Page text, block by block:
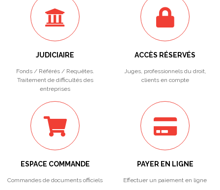
JUDICIAIRE
Fonds / Référés / Requêtes.
Traitement de difficultés des
entreprises
ACCÈS RÉSERVÉS
Juges, professionnels du droit,
clients en compte
ESPACE COMMANDE
Commandes de documents officiels
PAYER EN LIGNE
Effectuer un paiement en ligne